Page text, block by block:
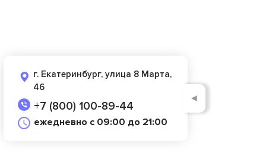
г. Екатеринбург, улица 8 Марта,
46
+7 (800) 100-89-44
ежедневно с 09:00 до 21:00
◄